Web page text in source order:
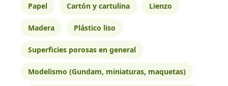
Papel Cartón y cartulina Lienzo
Madera Plástico liso
Superficies porosas en general
Modelismo (Gundam, miniaturas, maquetas)